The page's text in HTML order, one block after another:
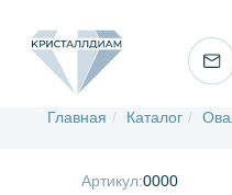
Главная / Каталог /
Артикул:0000